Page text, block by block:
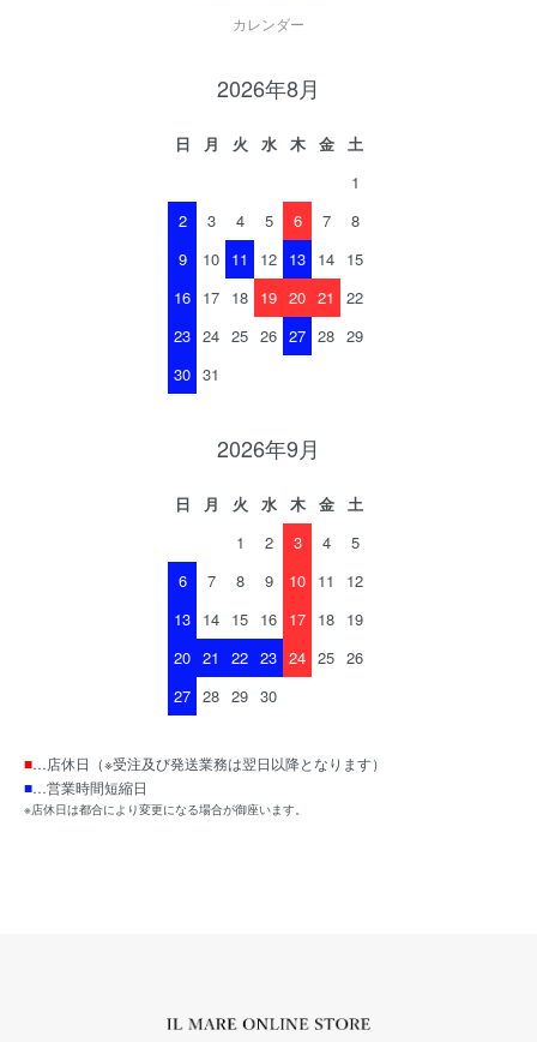
カレンダー
2026年8月
日 月 火 水 木 金
土
1
2
3 4 5 6 7
8
9
10 11 12 13 14 15
16 17 18 19 20 21
22
23 24 25 26 27 28 29
30 31
2026年9月
日 月 火 水 木 金
土
1
2 3 4
5
6
7 8 9 10 11
12
13 14 15 16 17 18 19
20 21 22 23 24 25 26
27 28 29 30
■…店休日（※受注及び発送業務は翌日以降となります）
■…営業時間短縮日
※店休日は都合により変更になる場合が御座います。